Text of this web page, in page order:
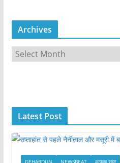
Archives
r
e
s
Latest Post
DEHARDUN NEWSBEAT आपका शहर